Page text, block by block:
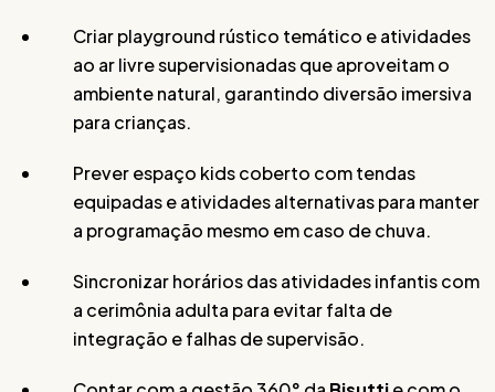
Criar playground rústico temático e atividades
ao ar livre supervisionadas que aproveitam o
ambiente natural, garantindo diversão imersiva
para crianças.
Prever espaço kids coberto com tendas
equipadas e atividades alternativas para manter
a programação mesmo em caso de chuva.
Sincronizar horários das atividades infantis com
a cerimônia adulta para evitar falta de
integração e falhas de supervisão.